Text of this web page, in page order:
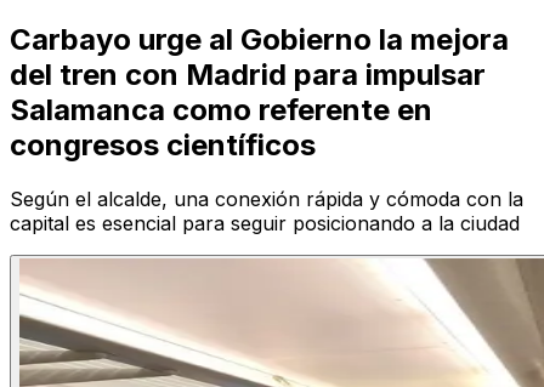
Carbayo urge al Gobierno la mejora
del tren con Madrid para impulsar
Salamanca como referente en
congresos científicos
Según el alcalde, una conexión rápida y cómoda con la
capital es esencial para seguir posicionando a la ciudad